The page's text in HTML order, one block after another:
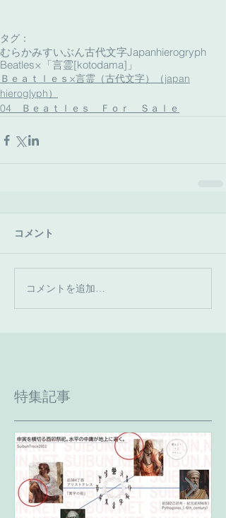
タグ：
むらかみすいぶん古代文字Japanhierogryph
Beatles×「言霊[kotodama]」
Ｂｅａｔｌｅｓ×言霊（古代文字）（japan
hieroglyph）
04 Ｂｅａｔｌｅｓ Ｆｏｒ Ｓａｌｅ
コメント
コメントを追加…
特集記事